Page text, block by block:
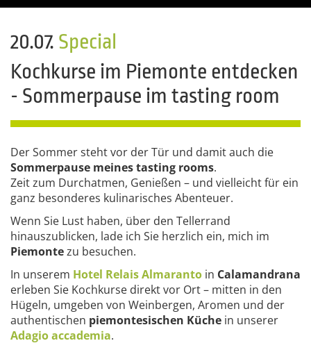
20.07. Special
Kochkurse im Piemonte entdecken
- Sommerpause im tasting room
Der Sommer steht vor der Tür und damit auch die
Sommerpause meines tasting rooms.
Zeit zum Durchatmen, Genießen – und vielleicht für ein
ganz besonderes kulinarisches Abenteuer.
Wenn Sie Lust haben, über den Tellerrand
hinauszublicken, lade ich Sie herzlich ein, mich im
Piemontezu besuchen.
In unserem Hotel Relais Almaranto in Calamandrana
erleben Sie Kochkurse direkt vor Ort – mitten in den
Hügeln, umgeben von Weinbergen, Aromen und der
authentischen piemontesischen Küche in unserer
Adagio accademia.